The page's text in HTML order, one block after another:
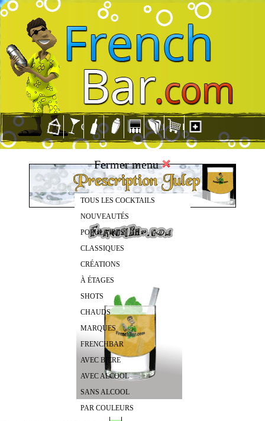
Fermer menu
TOUS LES COCKTAILS
NOUVEAUTÉS
POPULAIRES
CLASSIQUES
CRÉATIONS
À ÉTAGES
SHOTS
CHAUDS
MARQUES
FRENCHBAR
AVEC BIÈRE
AVEC ALCOOL
SANS ALCOOL
PAR COULEURS